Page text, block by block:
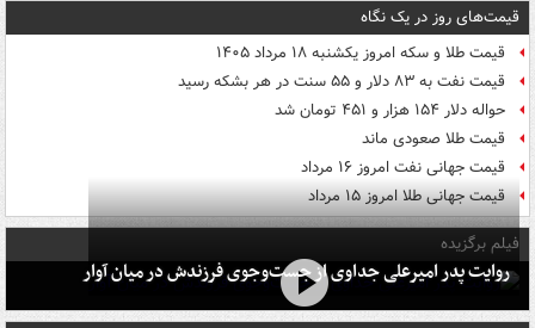
قیمت‌های روز در یک نگاه
قیمت طلا و سکه امروز یکشنبه ۱۸ مرداد ۱۴۰۵
قیمت نفت به ۸۳ دلار و ۵۵ سنت در هر بشکه رسید
حواله دلار ۱۵۴ هزار و ۴۵۱ تومان شد
قیمت طلا صعودی ماند
قیمت جهانی نفت امروز ۱۶ مرداد
قیمت جهانی طلا امروز ۱۵ مرداد
فیلم برگزیده
روایت پدر امیرعلی جداوی از جست‌وجوی فرزندش در میان آوار